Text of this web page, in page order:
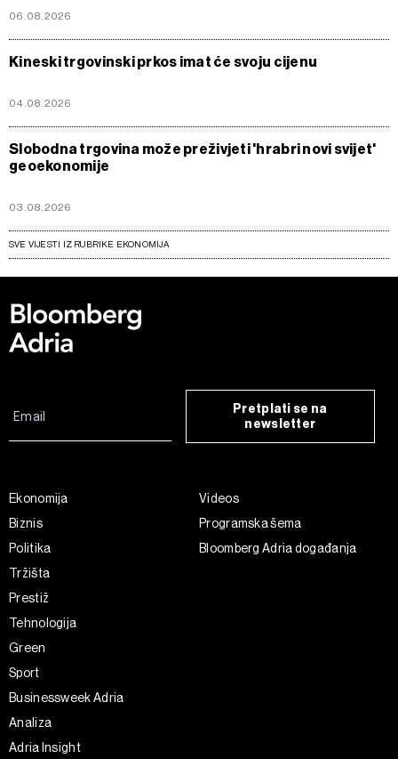
06.08.2026
Kineski trgovinski prkos imat će svoju cijenu
04.08.2026
Slobodna trgovina može preživjeti 'hrabri novi svijet'
geoekonomije
03.08.2026
SVE VIJESTI IZ RUBRIKE EKONOMIJA
Pretplati se na
newsletter
Ekonomija
Biznis
Politika
Tržišta
Prestiž
Tehnologija
Green
Sport
Businessweek Adria
Analiza
Adria Insight
Videos
Programska šema
Bloomberg Adria događanja